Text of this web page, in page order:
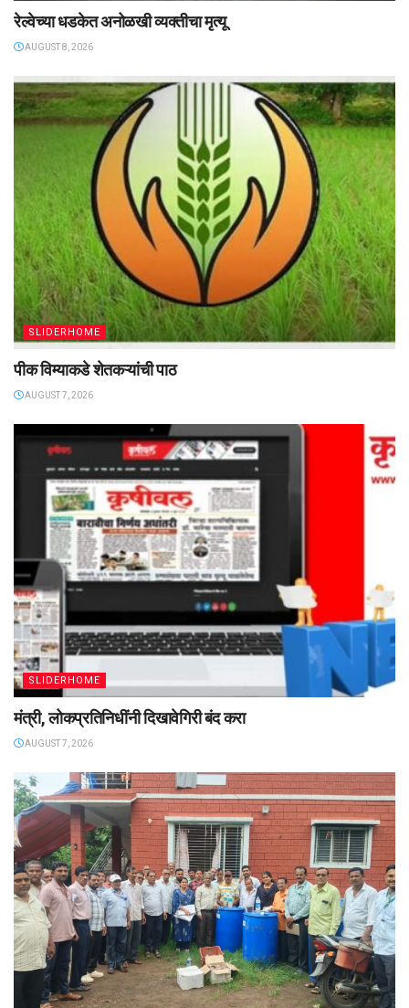
रेल्वेच्या धडकेत अनोळखी व्यक्तीचा मृत्यू
AUGUST 8, 2026
SLIDERHOME
पीक विम्याकडे शेतकऱ्यांची पाठ
AUGUST 7, 2026
SLIDERHOME
मंत्री, लोकप्रतिनिधींनी दिखावेगिरी बंद करा
AUGUST 7, 2026